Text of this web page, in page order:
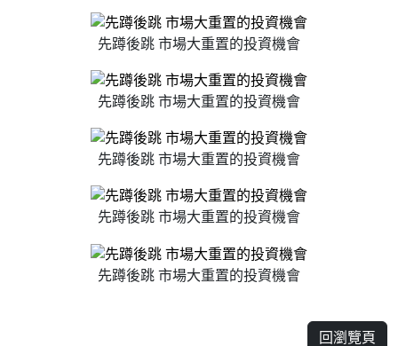
先蹲後跳 市場大重置的投資機會
先蹲後跳 市場大重置的投資機會
先蹲後跳 市場大重置的投資機會
先蹲後跳 市場大重置的投資機會
先蹲後跳 市場大重置的投資機會
回瀏覽頁